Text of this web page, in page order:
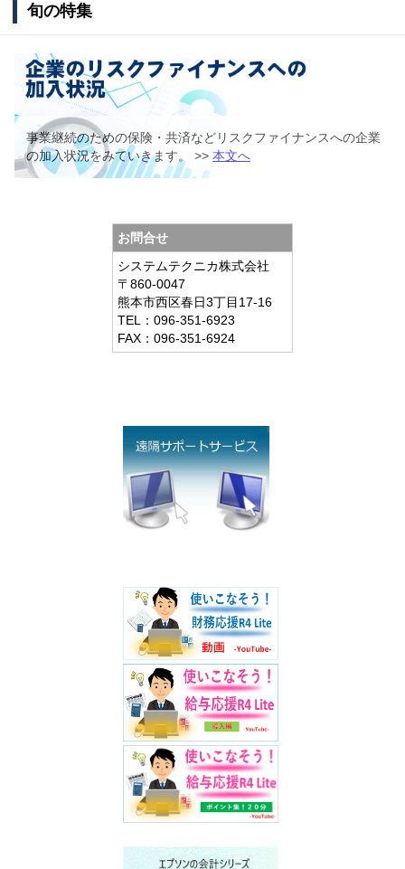
旬の特集
事業継続のための保険・共済などリスクファイナンスへの企業
の加入状況をみていきます。 >> 本文へ
お問合せ
システムテクニカ株式会社
〒860-0047
熊本市西区春日3丁目17-16
TEL：096-351-6923
FAX：096-351-6924